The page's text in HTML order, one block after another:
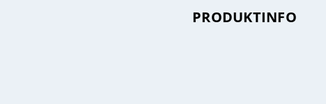
PRODUKTINFO